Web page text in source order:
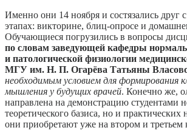
Именно они 14 ноября и состязались друг
этапах: викторине, блиц-опросе и
Обучающиеся погрузились в вопросы
по словам заведующей кафедры
и патологической физиологии
МГУ им. Н. П. Огарёва Татьяны
необходимым условием для формирования
мышления у будущих врачей. Конечно же,
направлена на демонстрацию студентами
теоретического базиса, но и практических
они приобретают уже на втором и третьем